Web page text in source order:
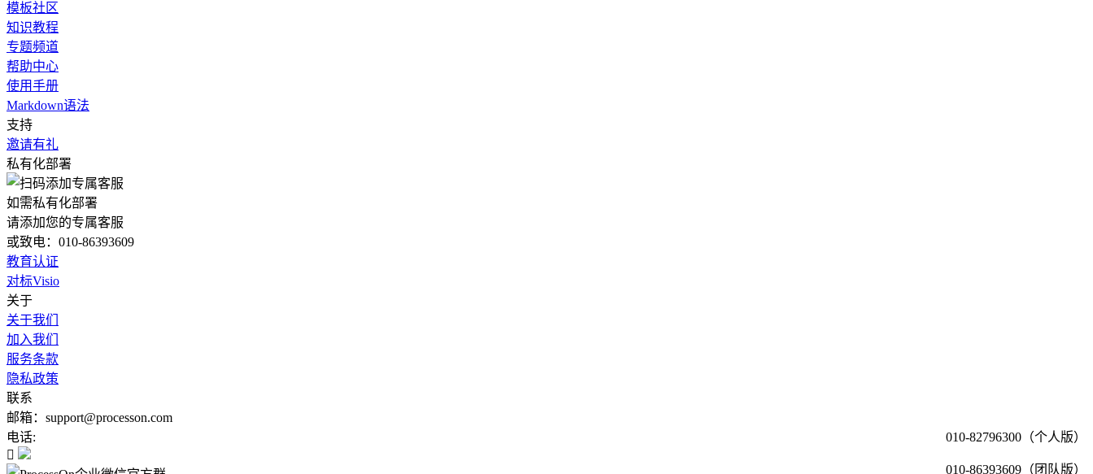
模板社区
知识教程
专题频道
帮助中心
使用手册
Markdown语法
支持
邀请有礼
私有化部署
如需私有化部署
请添加您的专属客服
或致电：010-86393609
教育认证
对标Visio
关于
关于我们
加入我们
服务条款
隐私政策
联系
邮箱：support@processon.com
电话:
010-82796300（个人版）
010-86393609（团队版）
